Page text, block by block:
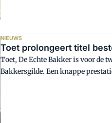
NIEUWS
Toet prolongeert titel
Toet, De Echte Bakker is voor de
Bakkersgilde. Een knappe